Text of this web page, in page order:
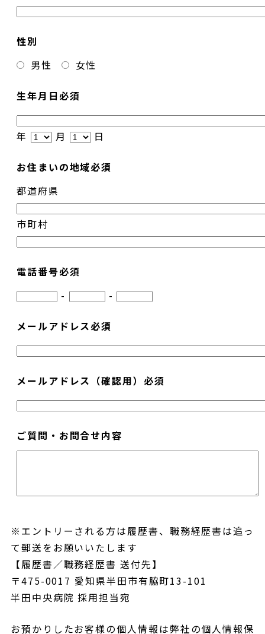
性別
男性
女性
生年月日必須
年 月 日
お住まいの地域必須
都道府県
市町村
電話番号必須
-
-
メールアドレス必須
メールアドレス（確認用） 必須
ご質問・お問合せ内容
※エントリーされる方は履歴書、職務経歴書は追っ
て郵送をお願いいたします
【履歴書／職務経歴書 送付先】
〒475-0017 愛知県半田市有脇町13-101
半田中央病院 採用担当宛
お預かりしたお客様の個人情報は弊社の個人情報保